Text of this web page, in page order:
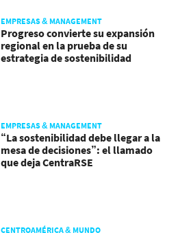
EMPRESAS & MANAGEMENT
Progreso convierte su expansión
regional en la prueba de su
estrategia de sostenibilidad
EMPRESAS & MANAGEMENT
“La sostenibilidad debe llegar a la
mesa de decisiones”: el llamado
que deja CentraRSE
CENTROAMÉRICA & MUNDO